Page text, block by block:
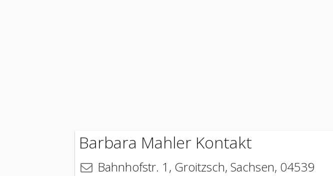
Barbara Mahler Kontakt
Bahnhofstr. 1 , Groitzsch, Sachsen, 04539